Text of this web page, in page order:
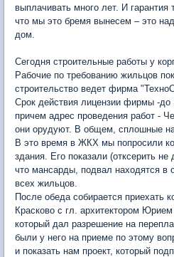
выплачивать много лет. И гарантия
что мы это бремя вынесем – это
дом.
Сегодня строительные работы у
Рабочие по требованию жильцов
строительство ведет фирма
Срок действия лицензии фирмы -до
причем адрес проведения работ -
они орудуют. В общем, сплошные
В это время в ЖКХ мы попросили
здания. Его показали (отксерить
что мансарды, подвал находятся в
всех жильцов.
После обеда собирается приехать
Красково с гл. архитектором
который дал разрешение на
были у него на приеме по этому
и показать нам проект, который